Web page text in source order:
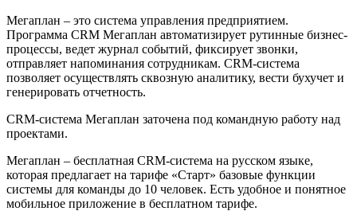
Мегаплан – это система управления предприятием.
Программа CRM Мегаплан автоматизирует рутинные бизнес-
процессы, ведет журнал событий, фиксирует звонки,
отправляет напоминания сотрудникам. CRM-система
позволяет осуществлять сквозную аналитику, вести бухучет и
генерировать отчетность.
CRM-система Мегаплан заточена под командную работу над
проектами.
Мегаплан – бесплатная CRM-система на русском языке,
которая предлагает на тарифе «Старт» базовые функции
системы для команды до 10 человек. Есть удобное и понятное
мобильное приложение в бесплатном тарифе.